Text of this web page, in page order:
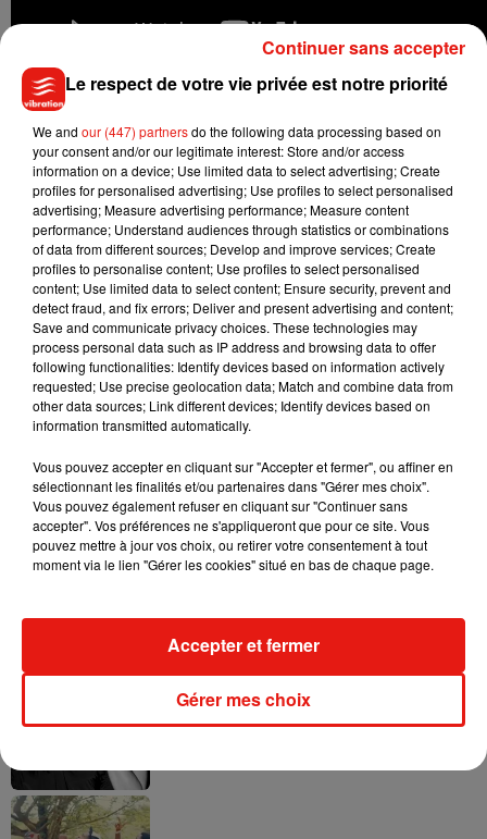
Maître
internautes avec ses tubes. L’interprète deSapés Comme
Jamaisvient d’annoncer une réédition de son double album
de 40 chansons,Ceinture Noire. Au programme : des titres
bonus, dont un duo avec Alvaro Soler (le clip a été tourné la
semaine dernière en région parisienne), mais aussi un livret
et de nombreuses surprises.
Rendez-vous le 24 août
prochain dans les bacs !
MUSIQUE �x}� | Nouveauté : l'album de @MaitreGIMS
#CeintureNoireest en précommande. Le coffret inclut un
livret et 4 hits en bonus ! La sortie est prévue pour le 24 de
ce mois �x�}>>
— Fnac (@Fnac)3 août 2018
Musique
Madonna sort enfin le remix de « Love
Sensation » avec Kylie Minogue
Le respect de votre vie privée est notre priorité
We and our (447) partnersdo the following data processing based on
your consent and/or our legitimate interest: Store and/or access
information on a device; Use limited data to select advertising; Create
profiles for personalised advertising; Use profiles to select personalised
advertising; Measure advertising performance; Measure content
performance; Understand audiences through statistics or combinations
of data from different sources; Develop and improve services; Create
profiles to personalise content; Use profiles to select personalised
content; Use limited data to select content; Ensure security, prevent and
detect fraud, and fix errors; Deliver and present advertising and content;
Save and communicate privacy choices. These technologies may
process personal data such as IP address and browsing data to offer
following functionalities: Identify devices based on information actively
requested; Use precise geolocation data; Match and combine data from
other data sources; Link different devices; Identify devices based on
information transmitted automatically.
Vous pouvez accepter en cliquant sur "Accepter et fermer", ou affiner en
sélectionnant les finalités et/ou partenaires dans "Gérer mes choix".
Vous pouvez également refuser en cliquant sur "Continuer sans
accepter". Vos préférences ne s'appliqueront que pour ce site. Vous
pouvez mettre à jour vos choix, ou retirer votre consentement à tout
moment via le lien "Gérer les cookies" situé en bas de chaque page.
Gérer mes choix
Accepter et fermer
Continuer sans accepter